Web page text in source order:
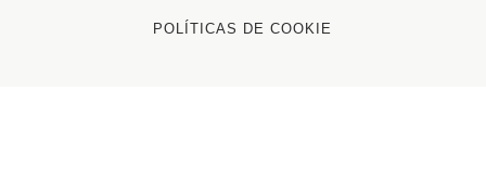
POLÍTICAS DE COOKIE